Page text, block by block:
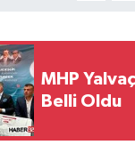
MHP
Belli Oldu